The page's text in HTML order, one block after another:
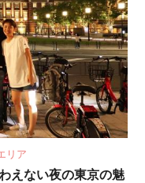
リア
えない夜の東京の魅